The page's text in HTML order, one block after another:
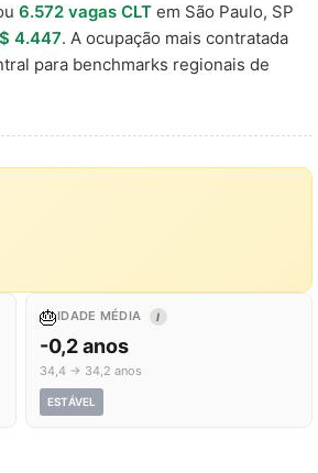
6.572 vagas CLT em São Paulo, SP
4.447. A ocupação mais contratada
para benchmarks regionais de
🎂IDADE MÉDIA I
-0,2 anos
34,4 → 34,2 anos
ESTÁVEL